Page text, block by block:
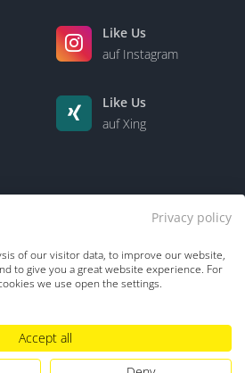
Like Us
auf Instagram
Like Us
auf Xing
Kontakt Über uns
Impressum
Umgang mit KI
Privacy policy
of our visitor data, to improve our website,
to give you a great website experience. For
we use open the settings.
Accept all